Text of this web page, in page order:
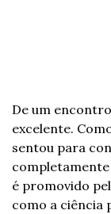
De um
excelente.
sentou para
completamente
é promovido
como a ciência